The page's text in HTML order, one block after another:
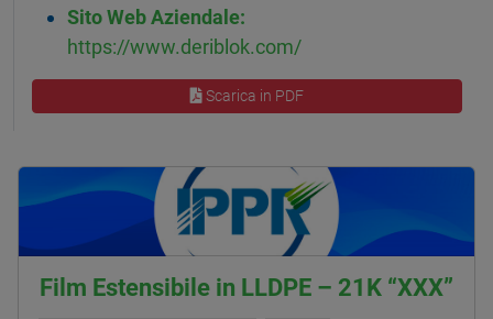
Sito Web Aziendale:
https://www.deriblok.com/
Scarica in PDF
Film Estensibile in LLDPE – 21K “XXX”